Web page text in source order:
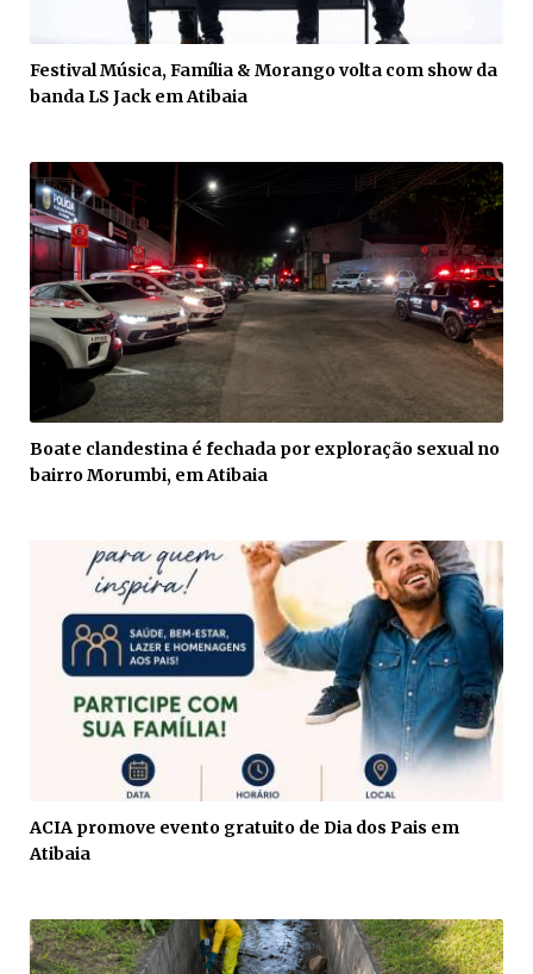
Festival Música, Família & Morango volta com show da
banda LS Jack em Atibaia
Boate clandestina é fechada por exploração sexual no
bairro Morumbi, em Atibaia
ACIA promove evento gratuito de Dia dos Pais em
Atibaia